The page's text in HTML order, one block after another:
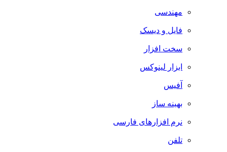
مهندسی
فایل و دیسک
سخت افزار
ابزار لینوکس
آفیس
بهینه ساز
نرم افزارهای فارسی
تلفن